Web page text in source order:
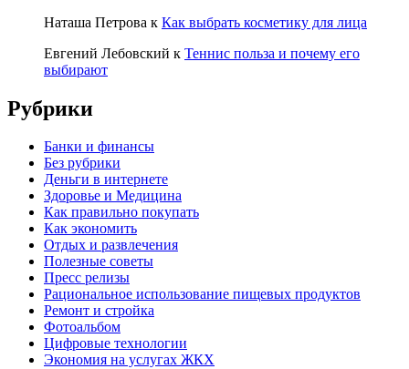
Наташа Петрова к Как выбрать косметику для лица
Евгений Лебовский к Теннис польза и почему его
выбирают
Рубрики
Банки и финансы
Без рубрики
Деньги в интернете
Здоровье и Медицина
Как правильно покупать
Как экономить
Отдых и развлечения
Полезные советы
Пресс релизы
Рациональное использование пищевых продуктов
Ремонт и стройка
Фотоальбом
Цифровые технологии
Экономия на услугах ЖКХ